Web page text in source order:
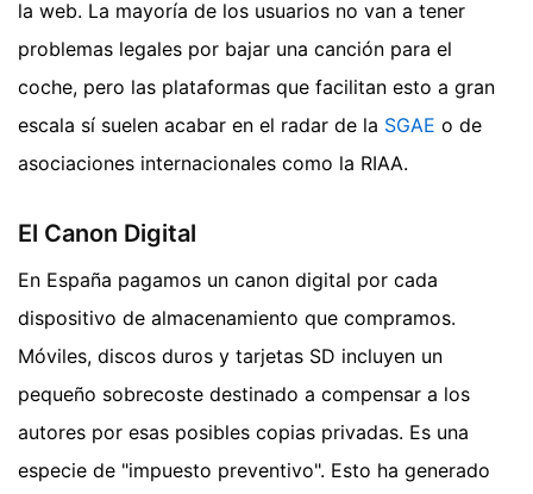
la web. La mayoría de los usuarios no van a tener
problemas legales por bajar una canción para el
coche, pero las plataformas que facilitan esto a gran
escala sí suelen acabar en el radar de la SGAE o de
asociaciones internacionales como la RIAA.
El Canon Digital
En España pagamos un canon digital por cada
dispositivo de almacenamiento que compramos.
Móviles, discos duros y tarjetas SD incluyen un
pequeño sobrecoste destinado a compensar a los
autores por esas posibles copias privadas. Es una
especie de "impuesto preventivo". Esto ha generado